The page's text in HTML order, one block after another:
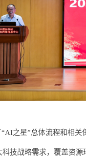
“AI之星”总体流程和相关
科技战略需求，覆盖资